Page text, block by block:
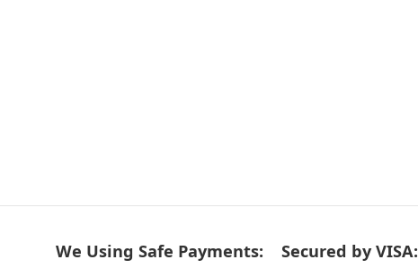
We Using Safe Payments: Secured by VISA: